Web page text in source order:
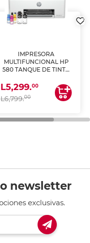
IMPRESORA
MULTIFUNCIONAL HP
580 TANQUE DE TINTA
ESCANEA)
L5,299.00
L6,799.00
newsletter
exclusivas.